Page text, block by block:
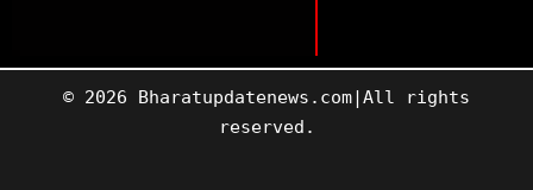
© 2026 Bharatupdatenews.com|All rights
reserved.